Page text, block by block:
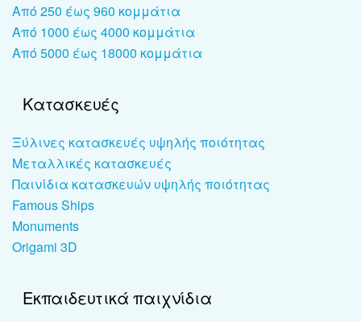
Από 250 έως 960 κομμάτια
Από 1000 έως 4000 κομμάτια
Από 5000 έως 18000 κομμάτια
Κατασκευές
Ξύλινες κατασκευές υψηλής ποιότητας
Μεταλλικές κατασκευές
Παινίδια κατασκευών υψηλής ποιότητας
Famous Ships
Monuments
Origami 3D
Εκπαιδευτικά παιχνίδια